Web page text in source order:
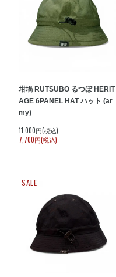
坩堝 RUTSUBO るつぼ HERIT
AGE 6PANEL HAT ハット (ar
my)
11,000円(税込)
7,700円(税込)
SALE